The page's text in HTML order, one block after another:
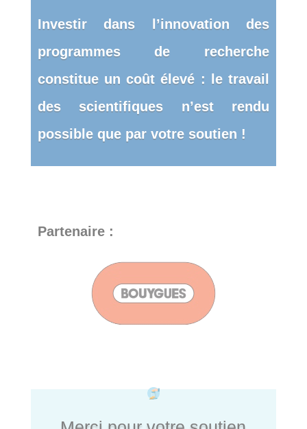
Investir dans l’innovation des
programmes de recherche
constitue un coût élevé : le travail
des scientifiques n’est rendu
possible que par votre soutien !
Partenaire :